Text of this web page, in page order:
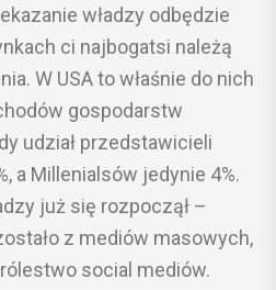
władzy odbędzie
ci najbogatsi należą
W USA to właśnie do nich
gospodarstw
udział przedstawicieli
a Millenialsów jedynie 4%.
już się rozpoczął –
z mediów masowych,
social mediów.